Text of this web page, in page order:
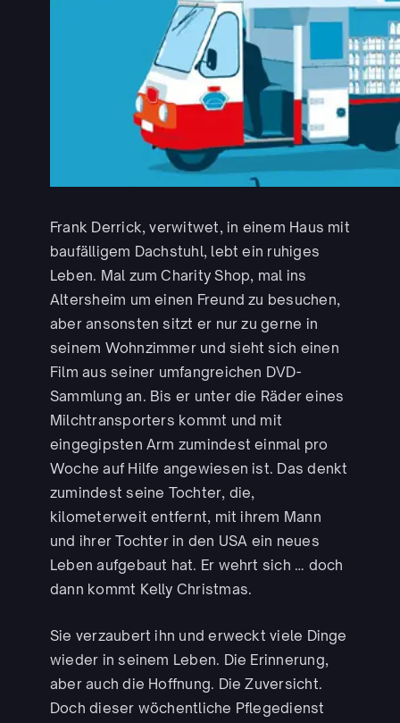
Frank Derrick, verwitwet, in einem Haus mit
baufälligem Dachstuhl, lebt ein ruhiges
Leben. Mal zum Charity Shop, mal ins
Altersheim um einen Freund zu besuchen,
aber ansonsten sitzt er nur zu gerne in
seinem Wohnzimmer und sieht sich einen
Film aus seiner umfangreichen DVD-
Sammlung an. Bis er unter die Räder eines
Milchtransporters kommt und mit
eingegipsten Arm zumindest einmal pro
Woche auf Hilfe angewiesen ist. Das denkt
zumindest seine Tochter, die,
kilometerweit entfernt, mit ihrem Mann
und ihrer Tochter in den USA ein neues
Leben aufgebaut hat. Er wehrt sich … doch
dann kommt Kelly Christmas.
Sie verzaubert ihn und erweckt viele Dinge
wieder in seinem Leben. Die Erinnerung,
aber auch die Hoffnung. Die Zuversicht.
Doch dieser wöchentliche Pflegedienst